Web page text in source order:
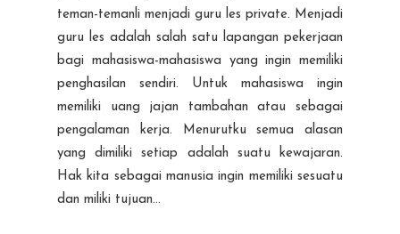
teman-temanli menjadi guru les private. Menjadi
guru les adalah salah satu lapangan pekerjaan
bagi mahasiswa-mahasiswa yang ingin memiliki
penghasilan sendiri. Untuk mahasiswa ingin
memiliki uang jajan tambahan atau sebagai
pengalaman kerja. Menurutku semua alasan
yang dimiliki setiap adalah suatu kewajaran.
Hak kita sebagai manusia ingin memiliki sesuatu
dan miliki tujuan...